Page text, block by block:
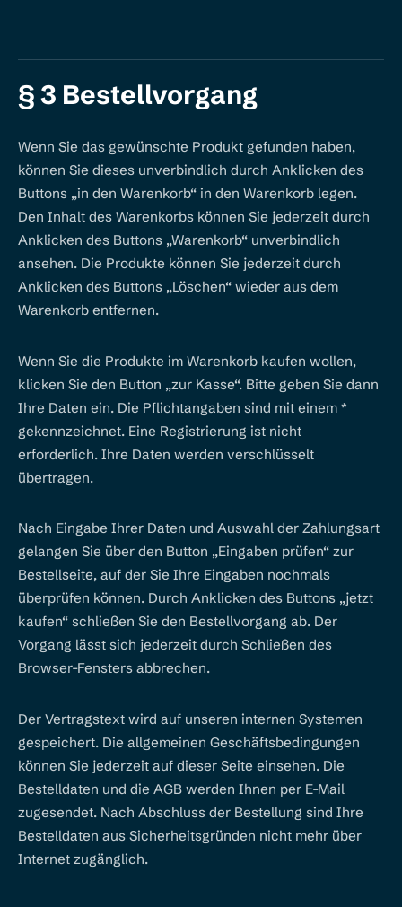
§ 3 Bestellvorgang
Wenn Sie das gewünschte Produkt gefunden haben,
können Sie dieses unverbindlich durch Anklicken des
Buttons „in den Warenkorb“ in den Warenkorb legen.
Den Inhalt des Warenkorbs können Sie jederzeit durch
Anklicken des Buttons „Warenkorb“ unverbindlich
ansehen. Die Produkte können Sie jederzeit durch
Anklicken des Buttons „Löschen“ wieder aus dem
Warenkorb entfernen.
Wenn Sie die Produkte im Warenkorb kaufen wollen,
klicken Sie den Button „zur Kasse“. Bitte geben Sie dann
Ihre Daten ein. Die Pflichtangaben sind mit einem *
gekennzeichnet. Eine Registrierung ist nicht
erforderlich. Ihre Daten werden verschlüsselt
übertragen.
Nach Eingabe Ihrer Daten und Auswahl der Zahlungsart
gelangen Sie über den Button „Eingaben prüfen“ zur
Bestellseite, auf der Sie Ihre Eingaben nochmals
überprüfen können. Durch Anklicken des Buttons „jetzt
kaufen“ schließen Sie den Bestellvorgang ab. Der
Vorgang lässt sich jederzeit durch Schließen des
Browser-Fensters abbrechen.
Der Vertragstext wird auf unseren internen Systemen
gespeichert. Die allgemeinen Geschäftsbedingungen
können Sie jederzeit auf dieser Seite einsehen. Die
Bestelldaten und die AGB werden Ihnen per E-Mail
zugesendet. Nach Abschluss der Bestellung sind Ihre
Bestelldaten aus Sicherheitsgründen nicht mehr über
Internet zugänglich.